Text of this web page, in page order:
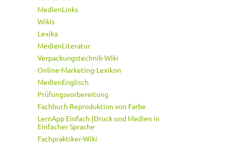
MedienLinks
Wikis
Lexika
MedienLiteratur
Verpackungstechnik-Wiki
Online-Marketing-Lexikon
MedienEnglisch
Prüfungsvorbereitung
Fachbuch Reproduktion von Farbe
LernApp Einfach (Druck und Medien in
Einfacher Sprache
Fachpraktiker-Wiki